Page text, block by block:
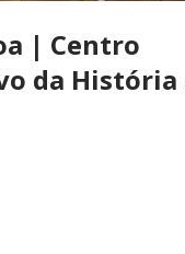
| Centro
da História